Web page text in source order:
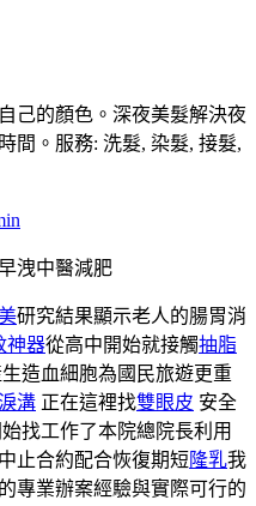
己的顏色。深夜美髮解決夜
間。服務: 洗髮, 染髮, 接髮,
洩中醫減肥
研究結果顯示老人的腸胃消
神器從高中開始就接觸抽脂
造血細胞為國民旅遊更重
溝 正在這裡找雙眼皮 安全
始找工作了本院總院長利用
止合約配合恢復期短 隆乳我
專業辦案經驗與實際可行的